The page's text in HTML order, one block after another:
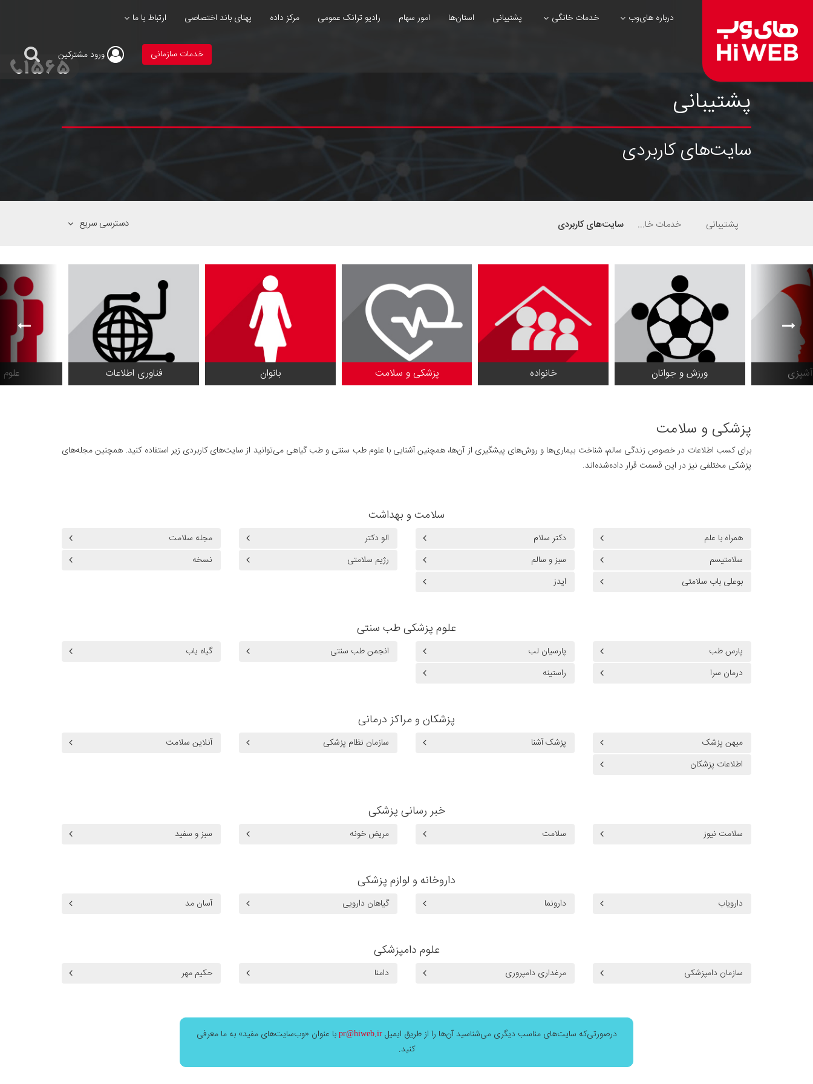
درباره های‌وب خدمات خانگی پشتیبانی استان‌ها امور سهام رادیو ترانک عمومی مرکز داده پهنای باند اختصاصی ارتباط با ما
ورود مشترکین خدمات سازمانی
پشتیبانی
سایت‌های کاربردی
پشتیبانی خدمات خانگی سایت‌های کاربردی دسترسی سریع
ورزش و جوانان خانواده پزشکی و سلامت بانوان فناوری اطلاعات
پزشکی و سلامت
برای کسب اطلاعات در خصوص زندگی سالم، شناخت بیماری‌ها و روش‌های پیشگیری از آن‌ها، همچنین آشنایی با علوم طب سنتی و طب گیاهی می‌توانید از سایت‌های کاربردی زیر استفاده کنید. همچنین مجله‌های
پزشکی مختلفی نیز در این قسمت قرار داده‌شده‌اند.
سلامت و بهداشت
همراه با علم دکتر سلام الو دکتر
مجله سلامت
سلامتیسم
سبز و سالم رژیم سلامتی
نسخه
بوعلی باب سلامتی
ایدز
علوم پزشکی طب سنتی
پارس طب پارسیان لب انجمن طب سنتی
گیاه یاب
درمان سرا
راستینه
پزشکان و مراکز درمانی
میهن پزشک پزشک آشنا سازمان نظام پزشکی
آنلاین سلامت
اطلاعات پزشکان
خبر رسانی پزشکی
سلامت نیوز سلامت مریض خونه سبز و سفید
داروخانه و لوازم پزشکی
دارویاب دارونما گیاهان دارویی آسان مد
علوم دامپزشکی
سازمان دامپزشکی مرغداری دامپروری دامنا حکیم مهر
درصورتی‌که سایت‌های مناسب دیگری می‌شناسید آن‌ها را از طریق ایمیلpr@hiweb.irبا عنوان «وب‌سایت‌های مفید» به ما معرفی
کنید.